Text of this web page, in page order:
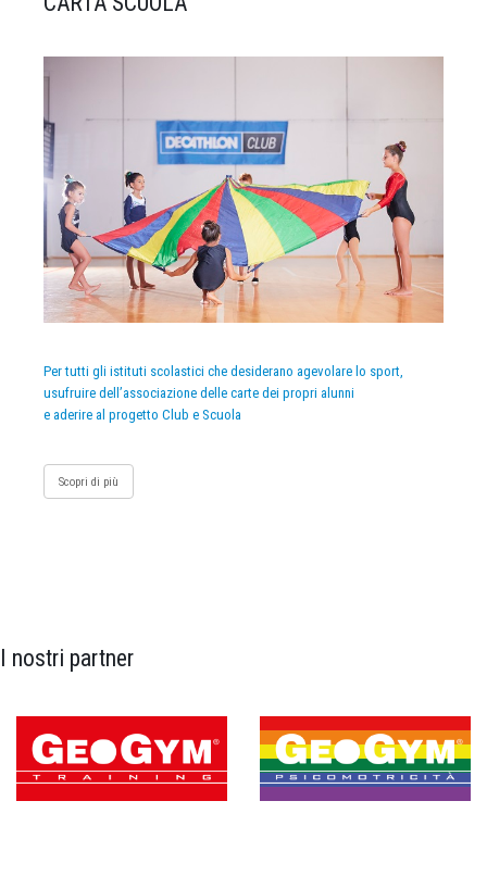
Per tutti gli istituti scolastici che desiderano agevolare lo sport,
usufruire dell’associazione delle carte dei propri alunni
e aderire al progetto Club e Scuola
Scopri di più
I nostri partner